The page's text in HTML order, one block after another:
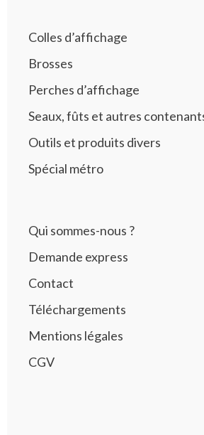
Colles d’affichage
Brosses
Perches d’affichage
Seaux, fûts et autres
Outils et produits divers
Spécial métro
Qui sommes-nous ?
Demande express
Contact
Téléchargements
Mentions légales
CGV